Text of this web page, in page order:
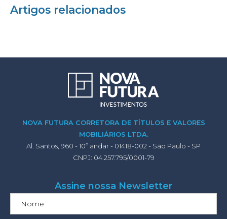
Artigos relacionados
NOVA FUTURA CORRETORA DE TÍTULOS E VALORES
MOBILIÁRIOS LTDA.
Al. Santos, 960 - 10º andar - 01418-002 - São Paulo - SP
CNPJ: 04.257.795/0001-79
Assine nossa Newsletter